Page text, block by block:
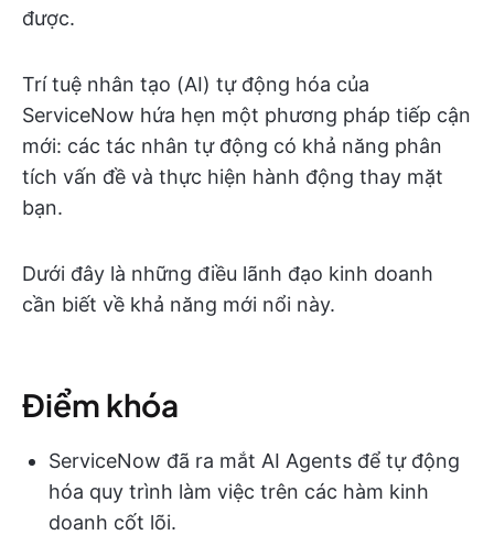
được.
Trí tuệ nhân tạo (AI) tự động hóa của
ServiceNow hứa hẹn một phương pháp tiếp cận
mới: các tác nhân tự động có khả năng phân
tích vấn đề và thực hiện hành động thay mặt
bạn.
Dưới đây là những điều lãnh đạo kinh doanh
cần biết về khả năng mới nổi này.
Điểm khóa
ServiceNow đã ra mắt AI Agents để tự động
hóa quy trình làm việc trên các hàm kinh
doanh cốt lõi.